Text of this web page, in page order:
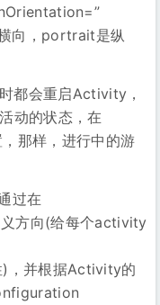
向，portrait是纵
都会重启Activity，
动的状态，在
那样，进行中的游
过在
方向(给每个activity
，并根据Activity的